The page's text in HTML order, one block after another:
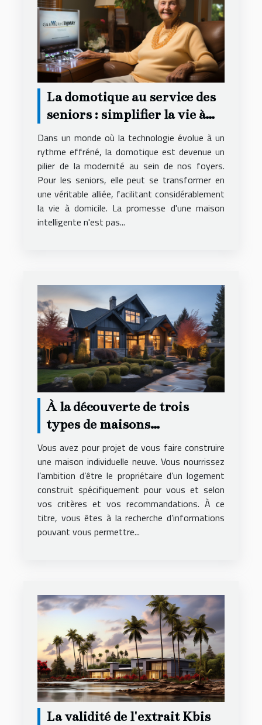
La domotique au service des
seniors : simplifier la vie à
domicile
Dans un monde où la technologie évolue à un
rythme effréné, la domotique est devenue un
pilier de la modernité au sein de nos foyers.
Pour les seniors, elle peut se transformer en
une véritable alliée, facilitant considérablement
la vie à domicile. La promesse d'une maison
intelligente n'est pas...
À la découverte de trois
types de maisons
individuelles
Vous avez pour projet de vous faire construire
une maison individuelle neuve. Vous nourrissez
l’ambition d’être le propriétaire d’un logement
construit spécifiquement pour vous et selon
vos critères et vos recommandations. À ce
titre, vous êtes à la recherche d’informations
pouvant vous permettre...
La validité de l'extrait Kbis